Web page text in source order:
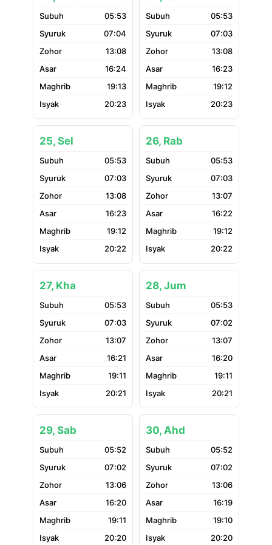
05:53
07:04
13:08
16:24
19:13
20:23
05:53
07:03
13:08
16:23
19:12
20:23
25, Sel
05:53
07:03
13:08
16:23
19:12
20:22
26, Rab
05:53
07:03
13:07
16:22
19:12
20:22
27, Kha
05:53
07:03
13:07
16:21
19:11
20:21
28, Jum
05:53
07:02
13:07
16:20
19:11
20:21
29, Sab
05:52
07:02
13:06
16:20
19:11
20:20
30, Ahd
05:52
07:02
13:06
16:19
19:10
20:20